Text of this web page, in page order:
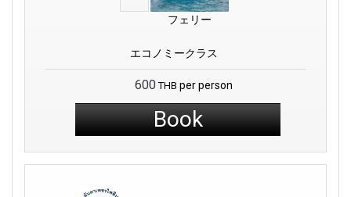
リラックスしてのんびり過ごすのが好きなタイプの人ですか？
それなら、あなたはラッキーです。この島はリラクゼーション
聞き、すべての心配事が消えていくのを感じることができま
す。
サラダン村：コランタ島の中心にはサラダン村があり、島の多
様な文化を体験するようにあなたを招いています。村の通りを
散歩していると、地元の伝統と世界的な影響の融合を見ること
ができます。この融合により、サラダン村はコランタ島の魅力
フェリー
エコノミークラス
600 THB per person
Book